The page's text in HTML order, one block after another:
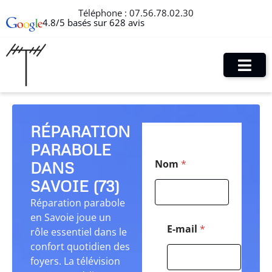
Téléphone : 07.56.78.02.30
4.8/5 basés sur 628 avis
RÉPARATION
PARABOLE
DANS
SAVOIE (73)
Réparation parabole
en Savoie joue un
rôle essentiel dans le
confort quotidien des
foyers. La télévision
Nom *
E-mail *